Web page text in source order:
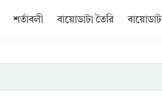
শর্তাবলী বায়োডাটা তৈরি